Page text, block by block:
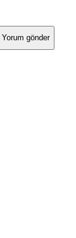
Yorum gönder